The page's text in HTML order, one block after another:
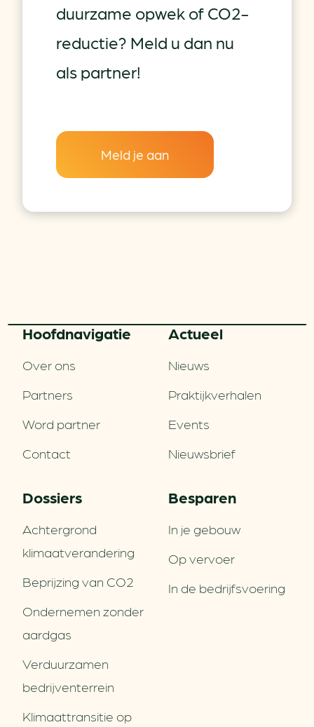
duurzame opwek of CO2-
reductie? Meld u dan nu
als partner!
Meld je aan
Hoofd­navigatie
Over ons
Partners
Word partner
Contact
Actueel
Nieuws
Praktijkverhalen
Events
Nieuwsbrief
Dossiers
Achtergrond
klimaatverandering
Beprijzing van CO2
Ondernemen zonder
aardgas
Verduurzamen
bedrijventerrein
Klimaattransitie op
Besparen
In je gebouw
Op vervoer
In de bedrijfsvoering